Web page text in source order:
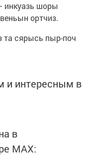
инкуазь шоры
ортчиз.
та сярысь пыр-поч
и интересным в
в
MАХ: